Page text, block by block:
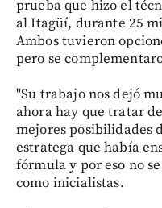
prueba que hizo el
al Itagüí, durante 25
Ambos tuvieron
pero se
"Su trabajo nos dejó
ahora hay que tratar
mejores posibilidades
estratega que había
fórmula y por eso no
como inicialistas.